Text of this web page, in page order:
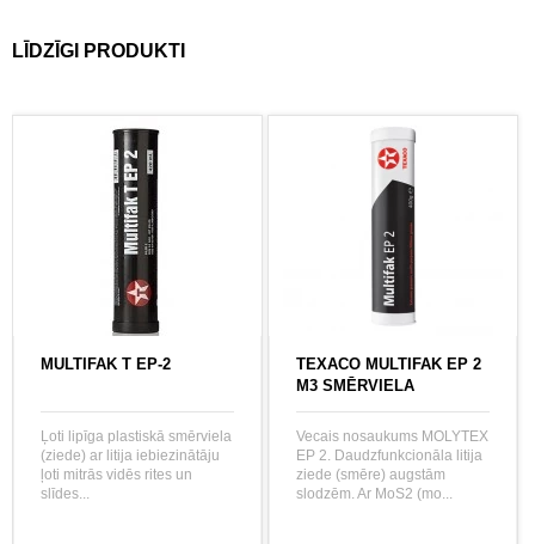
LĪDZĪGI PRODUKTI
MULTIFAK T EP-2
Ļoti lipīga plastiskā smērviela
(ziede) ar litija iebiezinātāju
ļoti mitrās vidēs rites un
slīdes...
TEXACO MULTIFAK EP 2
M3 SMĒRVIELA
Vecais nosaukums MOLYTEX
EP 2. Daudzfunkcionāla litija
ziede (smēre) augstām
slodzēm. Ar MoS2 (mo...